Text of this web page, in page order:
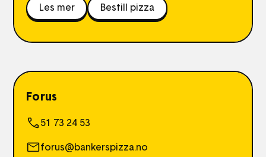
Les mer Bestill pizza
Forus
51 73 24 53
forus@bankerspizza.no